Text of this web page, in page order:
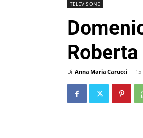
TELEVISIONE
Di Anna Maria Carucci - 15